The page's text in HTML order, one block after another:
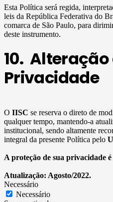
Esta Política será regida,
leis da República Federativa do
comarca de São Paulo, para
deste instrumento.
10.
Privacidade
O IISC se reserva o direto de
qualquer tempo, mantendo-a
institucional, sendo altamente
integral da presente Política pelo
A proteção de sua privacidade
Atualização: Agosto/2022.
Necessário
Necessário